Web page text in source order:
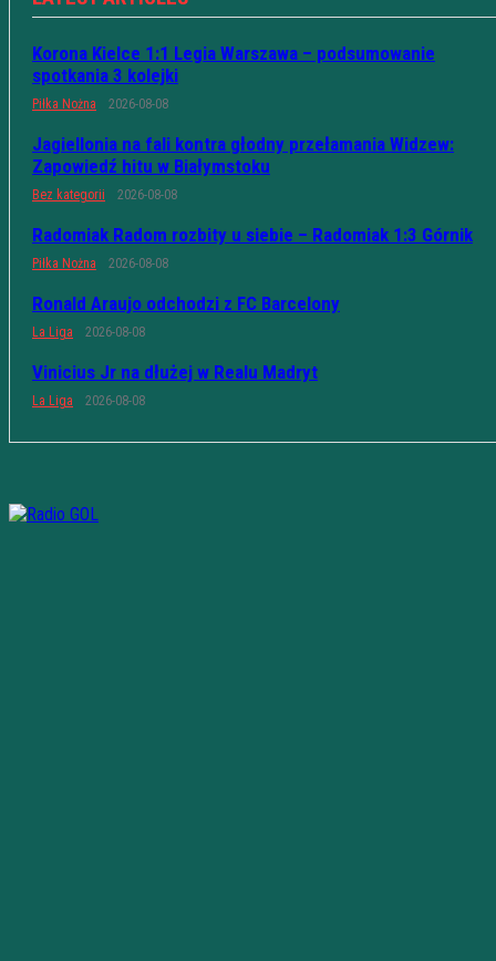
Korona Kielce 1:1 Legia Warszawa – podsumowanie
spotkania 3 kolejki
Piłka Nożna 2026-08-08
Jagiellonia na fali kontra głodny przełamania Widzew:
Zapowiedź hitu w Białymstoku
Bez kategorii 2026-08-08
Radomiak Radom rozbity u siebie – Radomiak 1:3 Górnik
Piłka Nożna 2026-08-08
Ronald Araujo odchodzi z FC Barcelony
La Liga 2026-08-08
Vinicius Jr na dłużej w Realu Madryt
La Liga 2026-08-08